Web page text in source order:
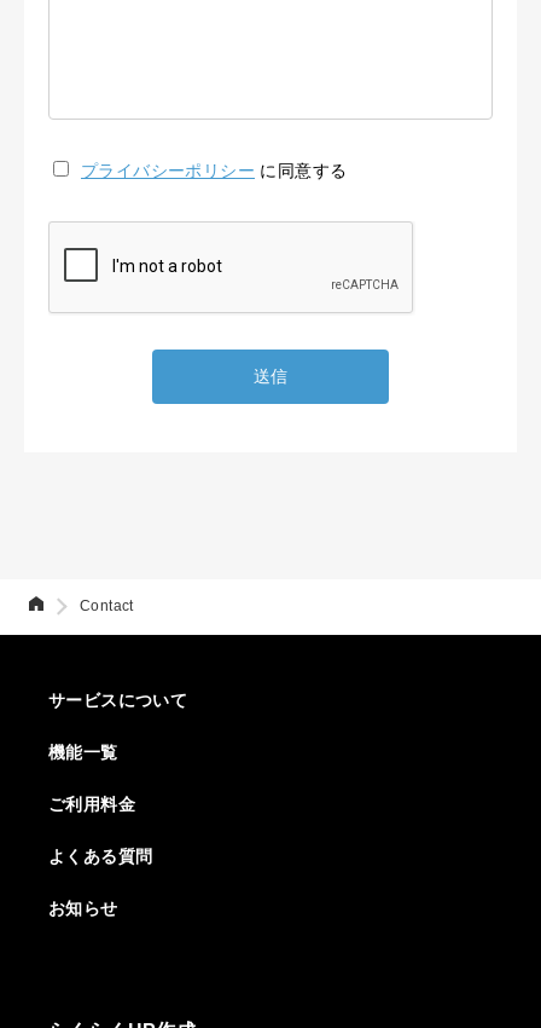
プライバシーポリシー に同意する
送信
Contact
サービスについて
機能一覧
ご利用料金
よくある質問
お知らせ